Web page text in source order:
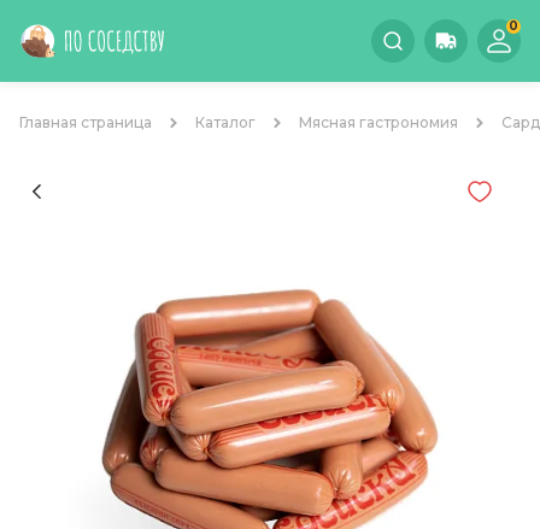
0
Главная страница Каталог Мясная гастрономия